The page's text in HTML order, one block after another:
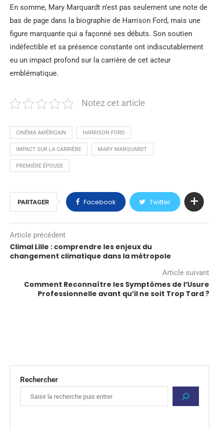
En somme, Mary Marquardt n’est pas seulement une note de
bas de page dans la biographie de Harrison Ford, mais une
figure marquante qui a façonné ses débuts. Son soutien
indéfectible et sa présence constante ont indiscutablement
eu un impact profond sur la carrière de cet acteur
emblématique.
Notez cet article
CINÉMA AMÉRICAIN HARRISON FORD
IMPACT SUR LA CARRIÈRE MARY MARQUARDT
PREMIÈRE ÉPOUSE
PARTAGER Facebook Twitter
Article précédent
Climal Lille : comprendre les enjeux du
changement climatique dans la métropole
Article suivant
Comment Reconnaître les Symptômes de l’Usure
Professionnelle avant qu’il ne soit Trop Tard ?
Rechercher